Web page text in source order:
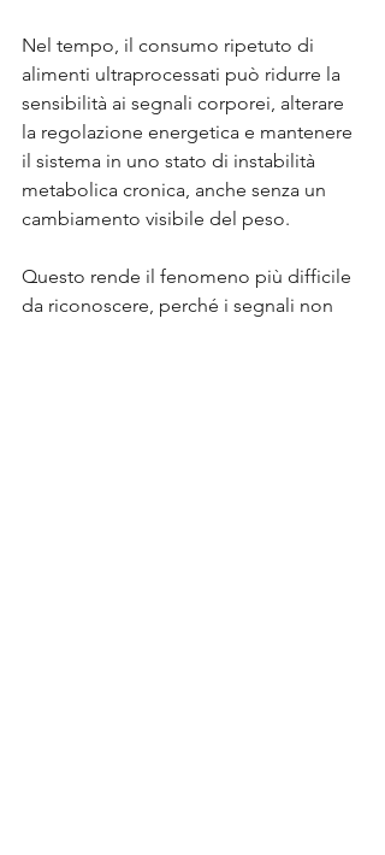
Nel tempo, il consumo ripetuto di
alimenti ultraprocessati può ridurre la
sensibilità ai segnali corporei, alterare
la regolazione energetica e mantenere
il sistema in uno stato di instabilità
metabolica cronica, anche senza un
cambiamento visibile del peso.
Questo rende il fenomeno più difficile
da riconoscere, perché i segnali non